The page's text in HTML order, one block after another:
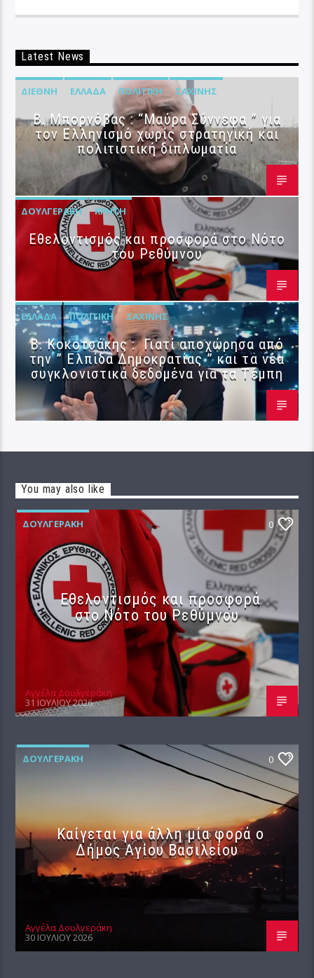
Latest News
ΔΙΕΘΝΉ ΕΛΛΆΔΑ ΠΟΛΙΤΙΚΉ ΣΑΧΊΝΗΣ
B. Μπορνόβας : “Μαύρα Σύννεφα ” για
τον Ελληνισμό χωρίς στρατηγική και
πολιτιστική διπλωματία
ΔΟΥΛΓΕΡΆΚΗ ΚΡΉΤΗ
Εθελοντισμός και προσφορά στο Νότο
του Ρεθύμνου
ΕΛΛΆΔΑ ΠΟΛΙΤΙΚΉ ΣΑΧΊΝΗΣ
Β. Κοκοτσάκης : Γιατί αποχώρησα από
την ” Ελπίδα Δημοκρατίας ” και τα νέα
συγκλονιστικά δεδομένα για τα Τέμπη
You may also like
ΔΟΥΛΓΕΡΆΚΗ 0
Εθελοντισμός και προσφορά
στο Νότο του Ρεθύμνου
Αγγέλα Δουλγεράκη
31 ΙΟΥΛΊΟΥ 2026
ΔΟΥΛΓΕΡΆΚΗ 0
Καίγεται για άλλη μία φορά ο
Δήμος Αγίου Βασιλείου
Αγγέλα Δουλγεράκη
30 ΙΟΥΛΊΟΥ 2026